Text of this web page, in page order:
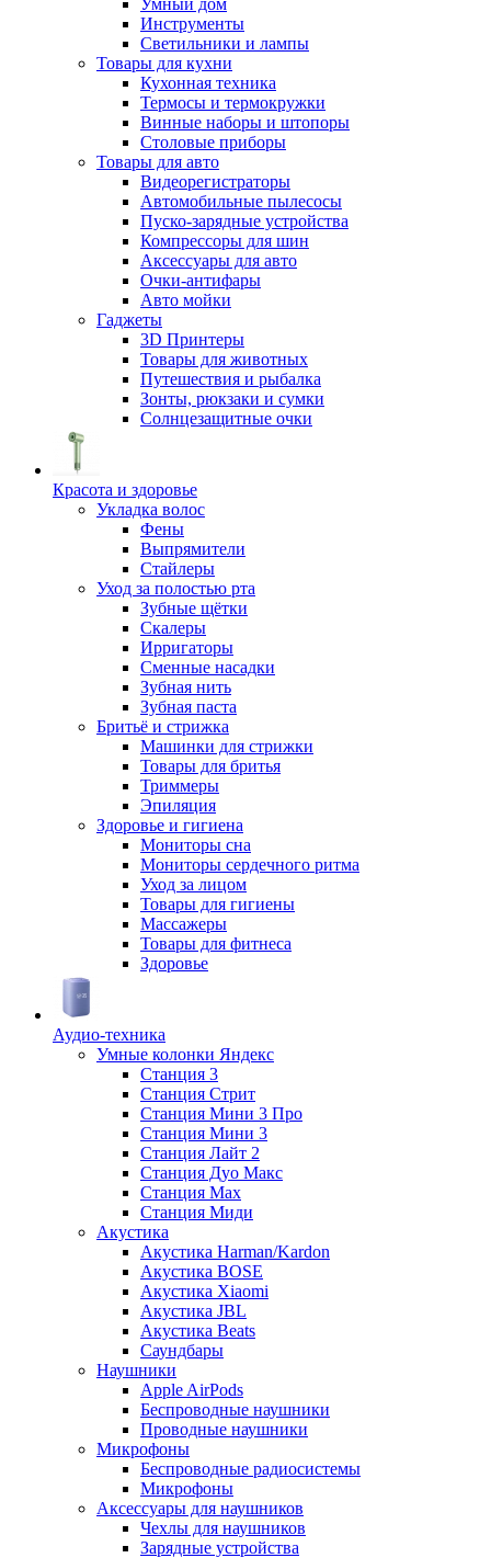
Умный дом
Инструменты
Светильники и лампы
Товары для кухни
Кухонная техника
Термосы и термокружки
Винные наборы и штопоры
Столовые приборы
Товары для авто
Видеорегистраторы
Автомобильные пылесосы
Пуско-зарядные устройства
Компрессоры для шин
Аксессуары для авто
Очки-антифары
Авто мойки
Гаджеты
3D Принтеры
Товары для животных
Путешествия и рыбалка
Зонты, рюкзаки и сумки
Солнцезащитные очки
Красота и здоровье
Укладка волос
Фены
Выпрямители
Стайлеры
Уход за полостью рта
Зубные щётки
Скалеры
Ирригаторы
Сменные насадки
Зубная нить
Зубная паста
Бритьё и стрижка
Машинки для стрижки
Товары для бритья
Триммеры
Эпиляция
Здоровье и гигиена
Мониторы сна
Мониторы сердечного ритма
Уход за лицом
Товары для гигиены
Массажеры
Товары для фитнеса
Здоровье
Аудио-техника
Умные колонки Яндекс
Станция 3
Станция Стрит
Станция Мини 3 Про
Станция Мини 3
Станция Лайт 2
Станция Дуо Макс
Станция Max
Станция Миди
Акустика
Акустика Harman/Kardon
Акустика BOSE
Акустика Xiaomi
Акустика JBL
Акустика Beats
Саундбары
Наушники
Apple AirPods
Беспроводные наушники
Проводные наушники
Микрофоны
Беспроводные радиосистемы
Микрофоны
Аксессуары для наушников
Чехлы для наушников
Зарядные устройства